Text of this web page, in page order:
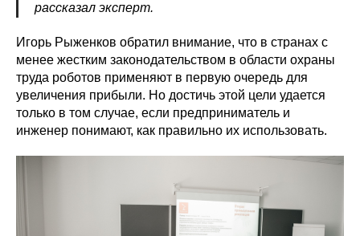
рассказал эксперт.
Игорь Рыженков обратил внимание, что в странах с
менее жестким законодательством в области охраны
труда роботов применяют в первую очередь для
увеличения прибыли. Но достичь этой цели удается
только в том случае, если предприниматель и
инженер понимают, как правильно их использовать.